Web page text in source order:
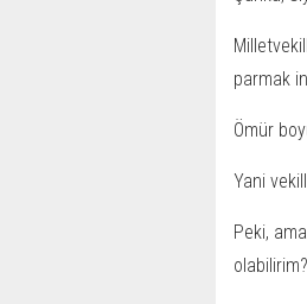
parmak
Ömür
Yani
Peki,